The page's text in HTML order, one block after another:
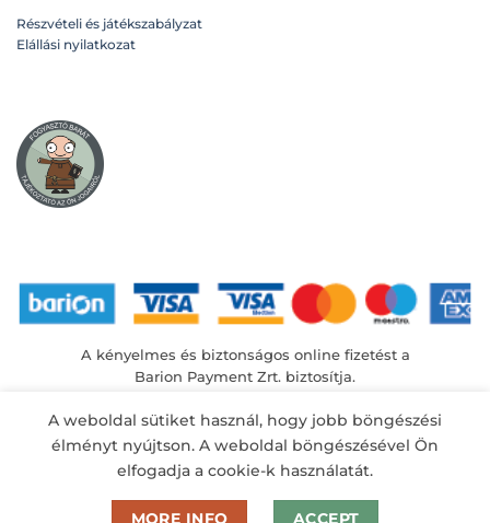
ki
Részvételi és játékszabályzat
Elállási nyilatkozat
A kényelmes és biztonságos online fizetést a
Barion Payment Zrt. biztosítja.
A weboldal sütiket használ, hogy jobb böngészési
élményt nyújtson. A weboldal böngészésével Ön
elfogadja a cookie-k használatát.
MORE INFO ACCEPT